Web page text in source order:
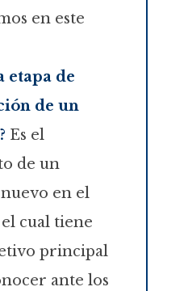
en este
etapa de
de un
Es el
de un
en el
cual tiene
principal
ante los